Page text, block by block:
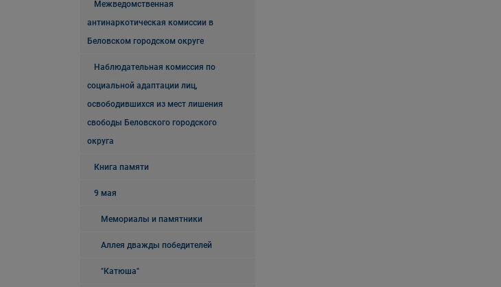
Межведомственная
антинаркотическая комиссии в
Беловском городском округе
Наблюдательная комиссия по
социальной адаптации лиц,
освободившихся из мест лишения
свободы Беловского городского
округа
Книга памяти
9 мая
Мемориалы и памятники
Аллея дважды победителей
"Катюша"